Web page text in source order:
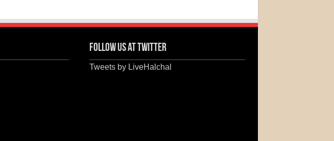
Follow us at Twitter
Tweets by LiveHalchal